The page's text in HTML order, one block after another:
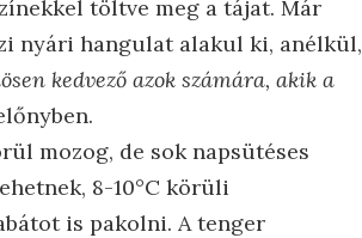
töltve meg a tájat. Már
nyári hangulat alakul ki, anélkül,
kedvező azok számára, akik a
mozog, de sok napsütéses
8-10°C körüli
is pakolni. A tenger